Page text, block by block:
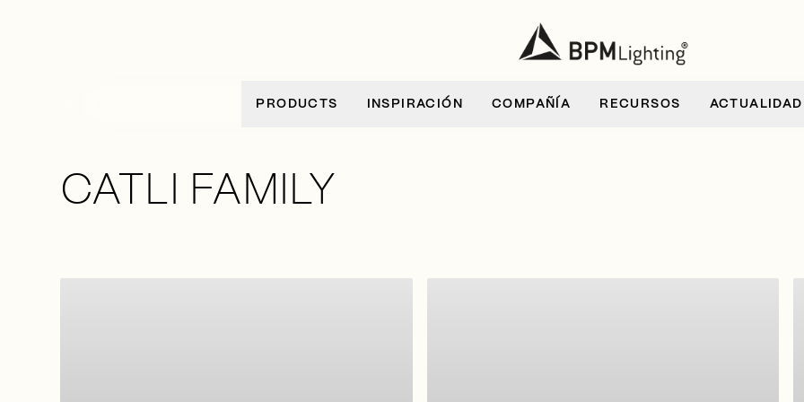
PRODUCTS INSPIRACIÓN COMPAÑÍA RECURSOS ACTUALIDAD
CATLI FAMILY